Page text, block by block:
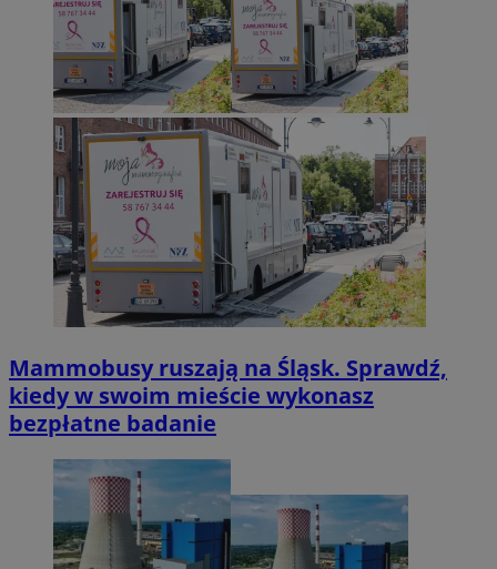
Mammobusy ruszają na Śląsk. Sprawdź,
kiedy w swoim mieście wykonasz
bezpłatne badanie